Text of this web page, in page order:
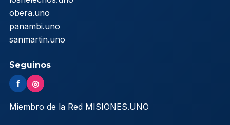
obera.uno
panambi.uno
sanmartin.uno
Seguinos
f ◎
Miembro de la Red MISIONES.UNO